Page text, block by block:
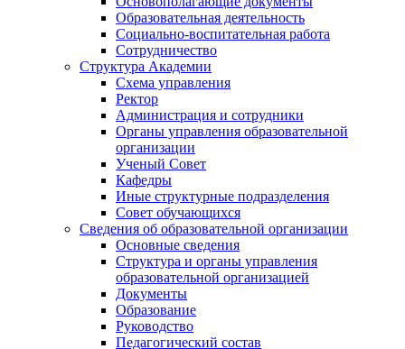
Образовательная деятельность
Социально-воспитательная работа
Сотрудничество
Структура Академии
Схема управления
Ректор
Администрация и сотрудники
Органы управления образовательной
организации
Ученый Совет
Кафедры
Иные структурные подразделения
Совет обучающихся
Сведения об образовательной организации
Основные сведения
Структура и органы управления
образовательной организацией
Документы
Образование
Руководство
Педагогический состав